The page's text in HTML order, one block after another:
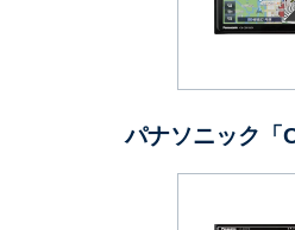
パナソニック「